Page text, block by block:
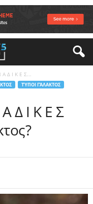
Α Δ Ι Κ Ε Σ...
ΤΎΠΟΙ ΓΆΛΑΚΤΟΣ
Δ Ι Κ Ε Σ